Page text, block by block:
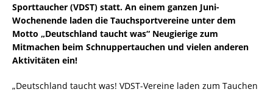
Sporttaucher (VDST) statt. An einem ganzen Juni-
Wochenende laden die Tauchsportvereine unter dem
Motto „Deutschland taucht was“ Neugierige zum
Mitmachen beim Schnuppertauchen und vielen anderen
Aktivitäten ein!
„Deutschland taucht was! VDST-Vereine laden zum Tauchen